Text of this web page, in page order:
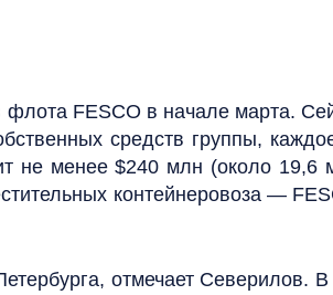
FESCO в начале марта.
средств группы,
не менее $240 млн (около
контейнеровоза —
отмечает Северилов.